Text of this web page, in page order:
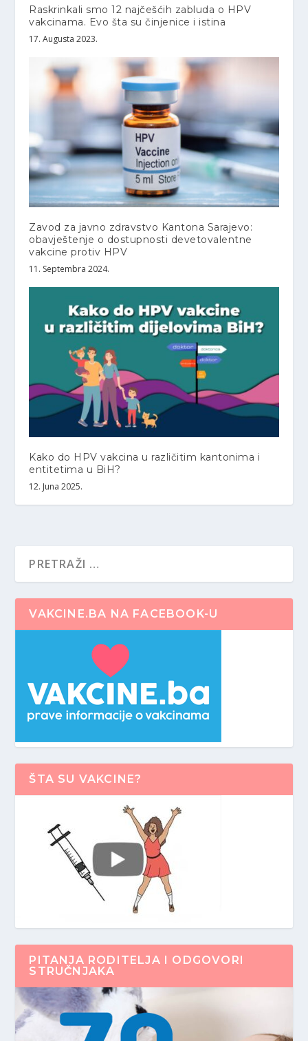
Raskrinkali smo 12 najčešćih zabluda o HPV
vakcinama. Evo šta su činjenice i istina
17. Augusta 2023.
Zavod za javno zdravstvo Kantona Sarajevo:
obavještenje o dostupnosti devetovalentne
vakcine protiv HPV
11. Septembra 2024.
Kako do HPV vakcina u različitim kantonima i
entitetima u BiH?
12. Juna 2025.
VAKCINE.BA NA FACEBOOK-U
ŠTA SU VAKCINE?
PITANJA RODITELJA I ODGOVORI
STRUČNJAKA